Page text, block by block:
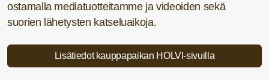
ostamalla mediatuotteitamme ja videoiden sekä
suorien lähetysten katseluaikoja.
Lisätiedot kauppapaikan HOLVI-sivuilla